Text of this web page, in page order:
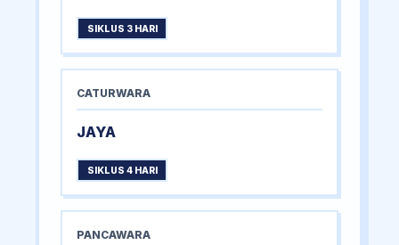
SIKLUS 3 HARI
CATURWARA
JAYA
SIKLUS 4 HARI
PANCAWARA